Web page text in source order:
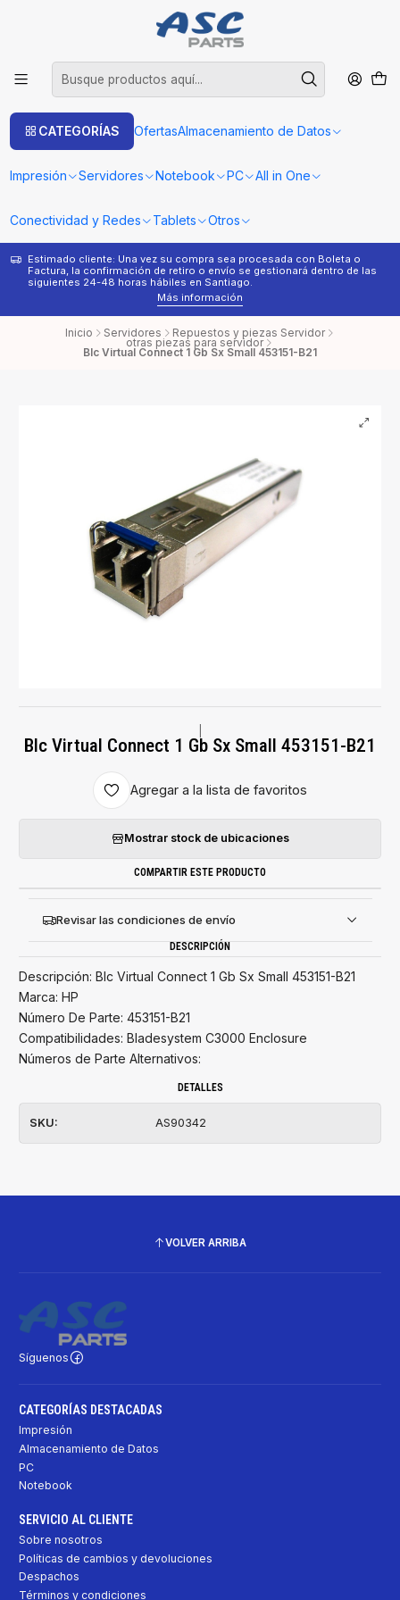
CATEGORÍAS OfertasAlmacenamiento de Datos
Impresión Servidores Notebook PC All in One
Conectividad y Redes Tablets Otros
Estimado cliente: Una vez su compra sea procesada con Boleta o
Factura, la confirmación de retiro o envío se gestionará dentro de las
siguientes 24-48 horas hábiles en Santiago.
Más información
Inicio Servidores Repuestos y piezas Servidor
otras piezas para servidor
Blc Virtual Connect 1 Gb Sx Small 453151-B21
Blc Virtual Connect 1 Gb Sx Small 453151-B21
Agregar a la lista de favoritos
Mostrar stock de ubicaciones
COMPARTIR ESTE PRODUCTO
Revisar las condiciones de envío
DESCRIPCIÓN
Descripción: Blc Virtual Connect 1 Gb Sx Small 453151-B21
Marca: HP
Número De Parte: 453151-B21
Compatibilidades: Bladesystem C3000 Enclosure
Números de Parte Alternativos:
DETALLES
SKU: AS90342
VOLVER ARRIBA
Síguenos
CATEGORÍAS DESTACADAS
Impresión
Almacenamiento de Datos
PC
Notebook
SERVICIO AL CLIENTE
Sobre nosotros
Políticas de cambios y devoluciones
Despachos
Términos y condiciones